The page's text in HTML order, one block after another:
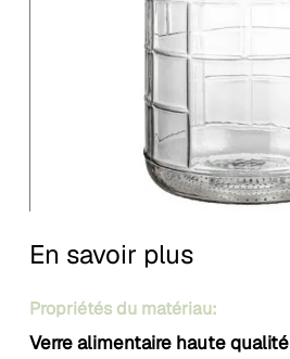
En savoir plus
Propriétés du matériau:
Verre alimentaire haute qualité